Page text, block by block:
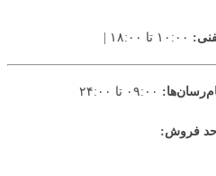
فروش: